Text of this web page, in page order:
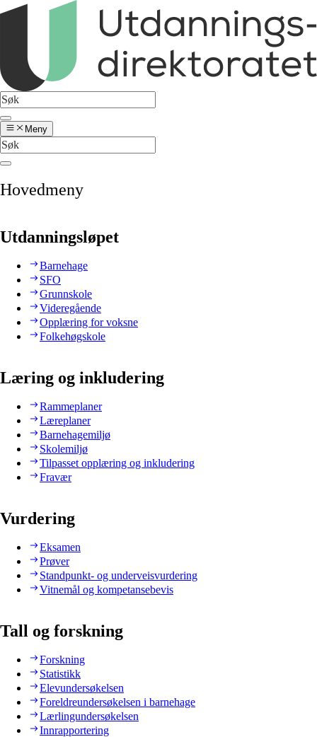
Meny
Hovedmeny
Utdanningsløpet
Barnehage
SFO
Grunnskole
Videregående
Opplæring for voksne
Folkehøgskole
Læring og inkludering
Rammeplaner
Læreplaner
Barnehagemiljø
Skolemiljø
Tilpasset opplæring og inkludering
Fravær
Vurdering
Eksamen
Prøver
Standpunkt- og underveisvurdering
Vitnemål og kompetansebevis
Tall og forskning
Forskning
Statistikk
Elevundersøkelsen
Foreldreundersøkelsen i barnehage
Lærlingundersøkelsen
Innrapportering